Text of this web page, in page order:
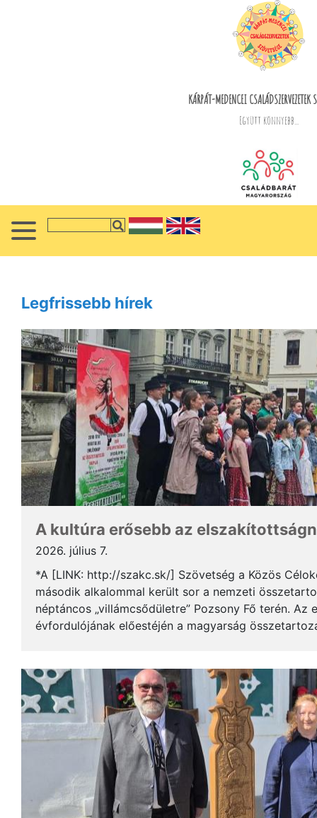
KÁRPÁT-MEDENCEI CSALÁDSZERVEZETEK
Együtt könnyebb...
Legfrissebb hírek
A kultúra erősebb az
2026. július 7.
*A [LINK: http://szakc.sk/] Szövetség a Közös
második alkalommal került sor a nemzeti
néptáncos „villámcsődületre” Pozsony Fő terén. Az
évfordulójának előestéjén a magyarság